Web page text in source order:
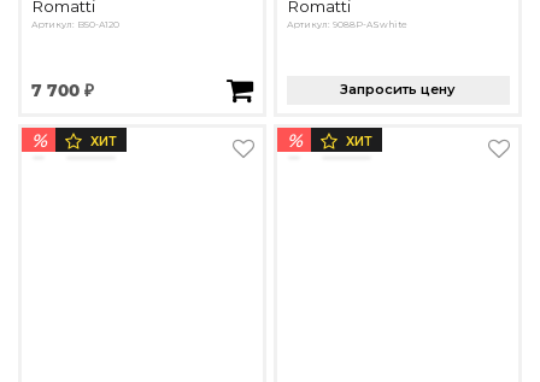
Romatti
Артикул: B50-A120
7 700 ₽
Romatti
Артикул: 9088P-ASwhite
Запросить цену
% ХИТ % ХИТ